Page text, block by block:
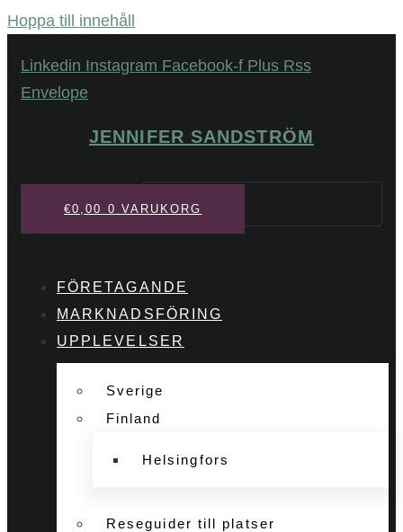
Hoppa till innehåll
Linkedin Instagram Facebook-f Plus Rss
Envelope
JENNIFER SANDSTRÖM
Sök
€0,00 0 VARUKORG
FÖRETAGANDE
MARKNADSFÖRING
UPPLEVELSER
Sverige
Finland
Helsingfors
Reseguider till platser